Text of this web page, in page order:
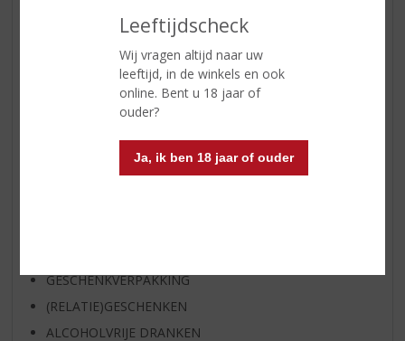
Leeftijdscheck
Wij vragen altijd naar uw
leeftijd, in de winkels en ook
online. Bent u 18 jaar of
ouder?
Ja, ik ben 18 jaar of ouder
EXCLUSIEF TOPSLIJTER
GESCHENKVERPAKKING
(RELATIE)GESCHENKEN
ALCOHOLVRIJE DRANKEN